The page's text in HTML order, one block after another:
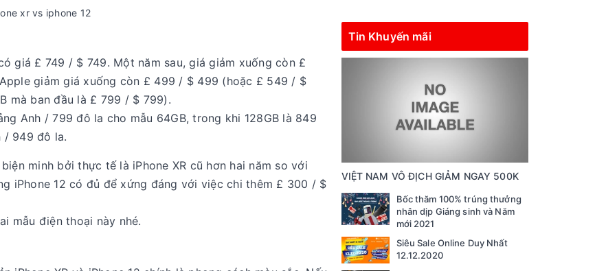
giá £ 749 / $ 749. Một năm sau, giá giảm xuống còn £
giảm giá xuống còn £ 499 / $ 499 (hoặc £ 549 / $
mà ban đầu là £ 799 / $ 799).
Anh / 799 đô la cho mẫu 64GB, trong khi 128GB là 849
/ 949 đô la.
minh bởi thực tế là iPhone XR cũ hơn hai năm so với
iPhone 12 có đủ để xứng đáng với việc chi thêm £ 300 / $
mẫu điện thoại này nhé.
Tin Khuyến mãi
VIỆT NAM VÔ ĐỊCH GIẢM NGAY 500K
Bốc thăm 100% trúng thưởng
nhân dịp Giáng sinh và Năm
mới 2021
Siêu Sale Online Duy Nhất
12.12.2020